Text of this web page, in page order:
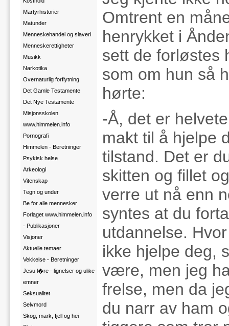
Martyrhistorier
Matunder
Menneskehandel og slaveri
Menneskerettigheter
Musikk
Narkotika
Overnaturlig forflytning
Det Gamle Testamente
Det Nye Testamente
Misjonsskolen
www.himmelen.info
Pornografi
Himmelen - Beretninger
Psykisk helse
Arkeologi
Vitenskap
Tegn og under
Be for alle mennesker
Forlaget www.himmelen.info
- Publikasjoner
Visjoner
Aktuelle temaer
Vekkelse - Beretninger
Jesu l�re - lignelser og ulike
emner
Seksualitet
Selvmord
Skog, mark, fjell og hei
Omtrent en
henrykket i
sett de forløstes
som om hun så
hørte:
-Å, det er
makt til å hjelpe
tilstand. Det er
skitten og fillet
verre ut nå enn
syntes at du
utdannelse.
ikke hjelpe deg,
være, men jeg
frelse, men da
du narr av ham